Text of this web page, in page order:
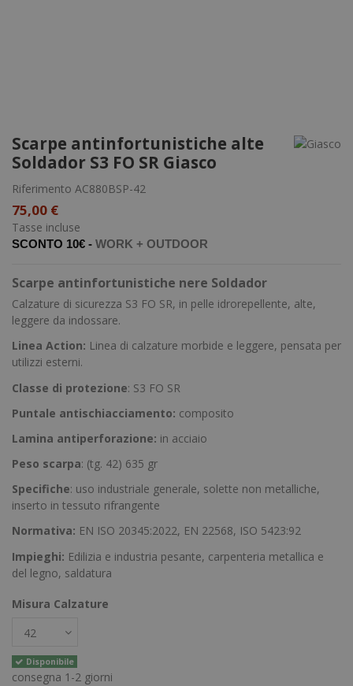
Scarpe antinfortunistiche alte
Soldador S3 FO SR Giasco
Riferimento AC880BSP-42
75,00 €
Tasse incluse
SCONTO 10€ - WORK + OUTDOOR
Scarpe antinfortunistiche nere Soldador
Calzature di sicurezza S3 FO SR, in pelle idrorepellente, alte,
leggere da indossare.
Linea Action: Linea di calzature morbide e leggere, pensata per
utilizzi esterni.
Classe di protezione: S3 FO SR
Puntale antischiacciamento: composito
Lamina antiperforazione: in acciaio
Peso scarpa: (tg. 42) 635 gr
Specifiche: uso industriale generale, solette non metalliche,
inserto in tessuto rifrangente
Normativa: EN ISO 20345:2022, EN 22568, ISO 5423:92
Impieghi: Edilizia e industria pesante, carpenteria metallica e
del legno, saldatura
Misura Calzature
Disponibile
consegna 1-2 giorni